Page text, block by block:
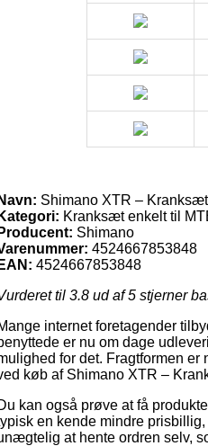
Navn: Shimano XTR –
Kategori: Kranksæt enkelt til
Producent: Shimano
4524667853848
EAN: 4524667853848
til 3.8 ud af 5 stjerner
internet foretagender
er nu om dage
for det. Fragtformen
køb af Shimano XTR –
kan også prøve at få
en kende mindre
at hente ordren selv,